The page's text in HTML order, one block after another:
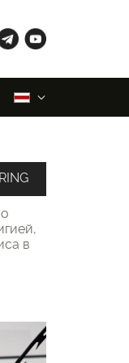
yt
в